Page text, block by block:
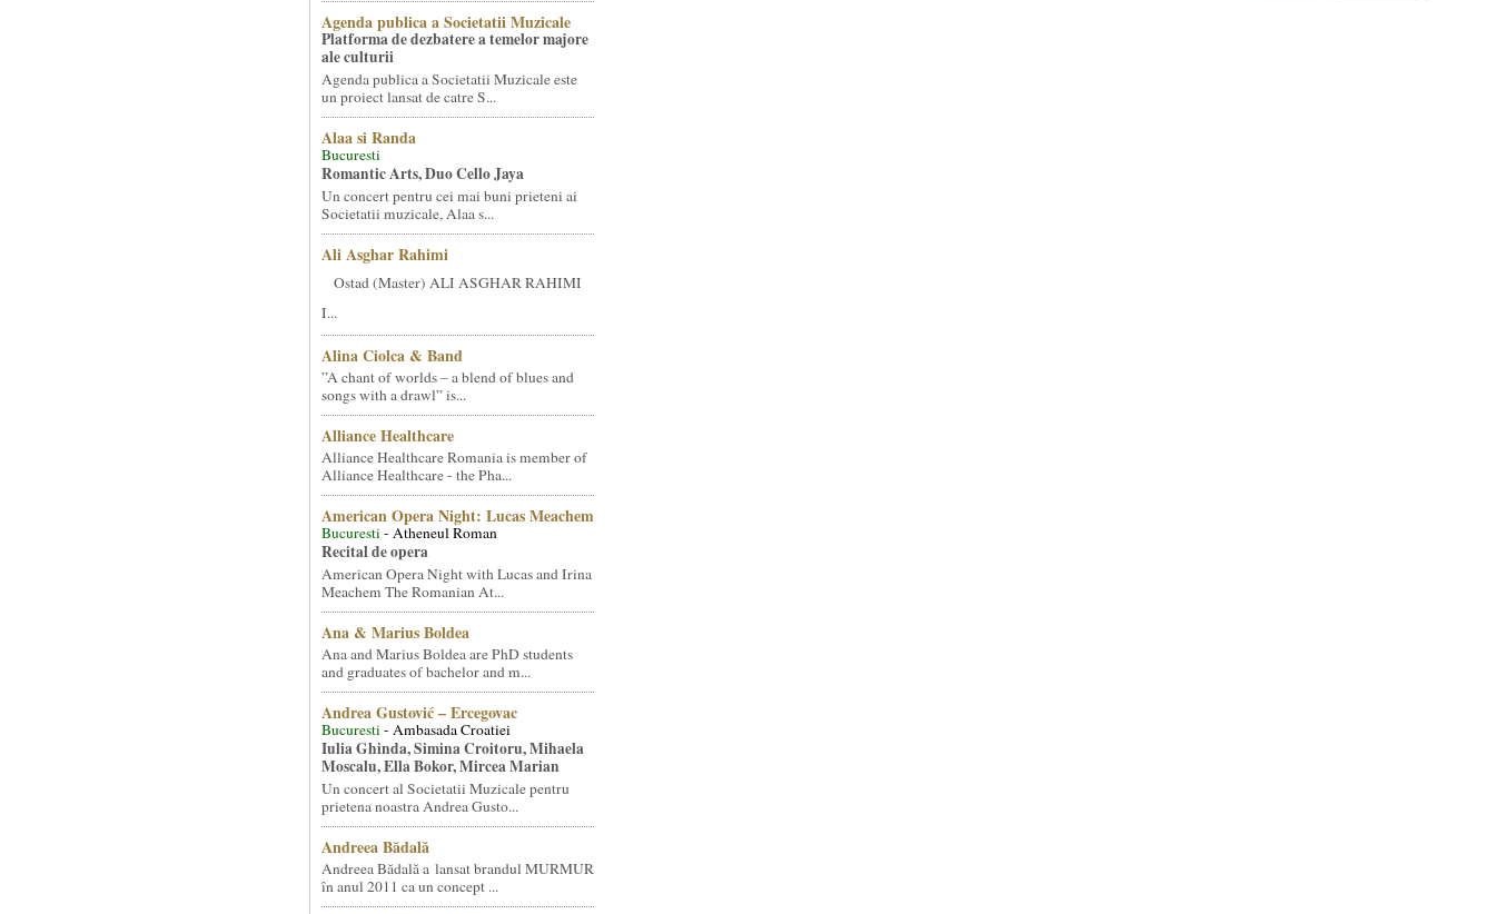
Agenda publica a Societatii Muzicale
Platforma de dezbatere a temelor majore
ale culturii
Agenda publica a Societatii Muzicale este
un proiect lansat de catre S...
Alaa si Randa
Bucuresti
Romantic Arts, Duo Cello Jaya
Un concert pentru cei mai buni prieteni ai
Societatii muzicale, Alaa s...
Ali Asghar Rahimi
Ostad (Master) ALI ASGHAR RAHIMI
I...
Alina Ciolca & Band
”A chant of worlds – a blend of blues and
songs with a drawl” is...
Alliance Healthcare
Alliance Healthcare Romania is member of
Alliance Healthcare - the Pha...
American Opera Night: Lucas Meachem
Bucuresti- Atheneul Roman
Recital de opera
American Opera Night with Lucas and Irina
Meachem The Romanian At...
Ana & Marius Boldea
Ana and Marius Boldea are PhD students
and graduates of bachelor and m...
Andrea Gustović – Ercegovac
Bucuresti- Ambasada Croatiei
Iulia Ghinda, Simina Croitoru, Mihaela
Moscalu, Ella Bokor, Mircea Marian
Un concert al Societatii Muzicale pentru
prietena noastra Andrea Gusto...
Andreea Bădală
Andreea Bădală a lansat brandul MURMUR
în anul 2011 ca un concept ...